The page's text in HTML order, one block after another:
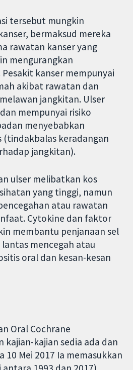
tersebut mungkin
bermaksud mereka
rawatan kanser yang
mengurangkan
kanser mempunyai
akibat rawatan dan
jangkitan. Ulser
mempunyai risiko
menyebabkan
(tindakbalas keradangan
jangkitan).
ulser melibatkan kos
yang tinggi, namun
atau rawatan
Cytokine dan faktor
membantu penjanaan sel
mencegah atau
oral dan kesan-kesan
Oral Cochrane
kajian-kajian sedia ada dan
Mei 2017 Ia memasukkan